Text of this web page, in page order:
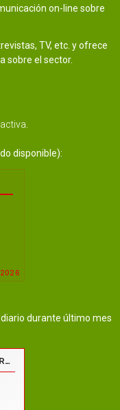
on-line sobre
TV, etc. y ofrece
sobre el sector.
disponible):
diario durante último mes